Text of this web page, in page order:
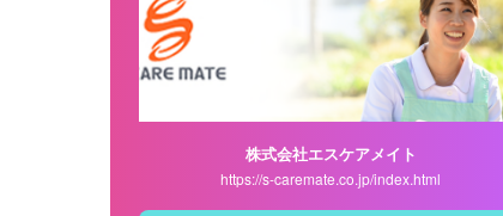
株式会社エスケアメイト
https://s-caremate.co.jp/index.html